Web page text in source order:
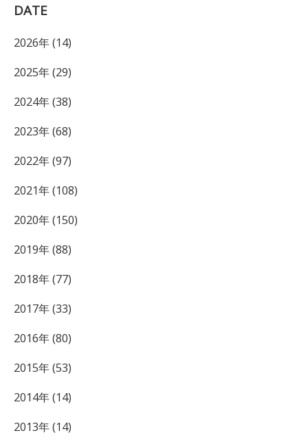
DATE
2026年 (14)
2025年 (29)
2024年 (38)
2023年 (68)
2022年 (97)
2021年 (108)
2020年 (150)
2019年 (88)
2018年 (77)
2017年 (33)
2016年 (80)
2015年 (53)
2014年 (14)
2013年 (14)